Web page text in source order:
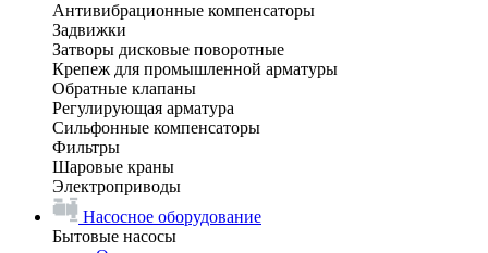
Антивибрационные компенсаторы
Задвижки
Затворы дисковые поворотные
Крепеж для промышленной арматуры
Обратные клапаны
Регулирующая арматура
Сильфонные компенсаторы
Фильтры
Шаровые краны
Электроприводы
Насосное оборудование
Бытовые насосы